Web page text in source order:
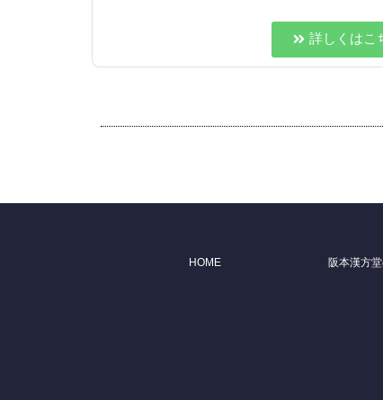
詳しくはこ
HOME 阪本漢方